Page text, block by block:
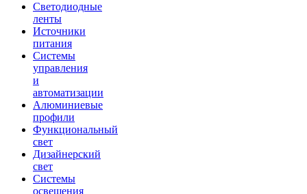
Светодиодные
ленты
Источники
питания
Системы
управления
и
автоматизации
Алюминиевые
профили
Функциональный
свет
Дизайнерский
свет
Системы
освещения